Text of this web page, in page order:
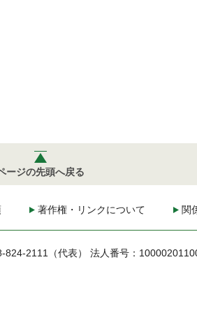
ージの先頭へ戻る
著作権・リンクについて 関
824-2111（代表） 法人番号：